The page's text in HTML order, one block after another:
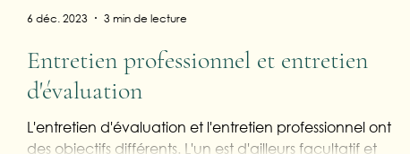
Entretien professionnel et entretien
d'évaluation
L'entretien d'évaluation et l'entretien professionnel ont
des objectifs différents. L'un est d'ailleurs facultatif et
6 déc. 2023 3 min de lecture